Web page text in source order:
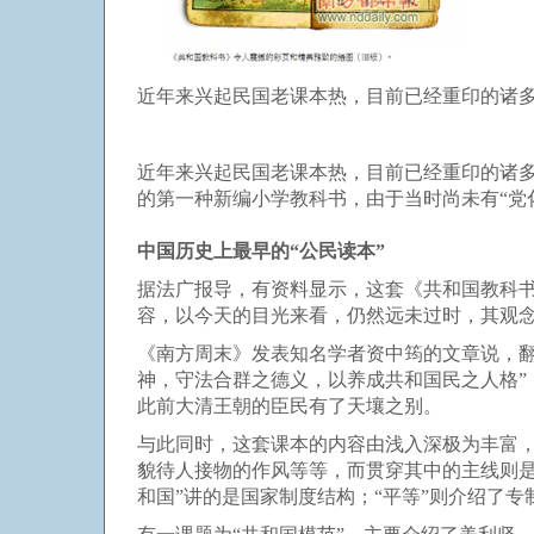
近年来兴起民国老课本热，目前已经重印的诸
近年来兴起民国老课本热，目前已经重印的诸
的第一种新编小学教科书，由于当时尚未有“
中国历史上最早的“公民读本”
据法广报导，有资料显示，这套《共和国教科
容，以今天的目光来看，仍然远未过时，其观
《南方周末》发表知名学者资中筠的文章说
神，守法合群之德义，以养成共和国民之人格
此前大清王朝的臣民有了天壤之别。
与此同时，这套课本的内容由浅入深极为丰富
貌待人接物的作风等等，而贯穿其中的主线则
和国”讲的是国家制度结构；“平等”则介绍了